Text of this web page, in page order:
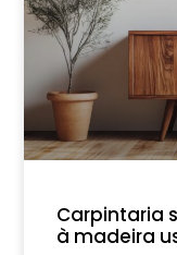
Carpintaria
à madeira